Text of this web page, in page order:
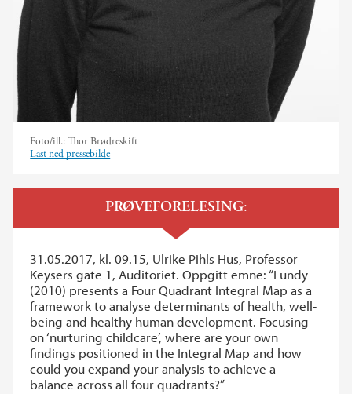
Foto/ill.:Thor Brødreskift
Last ned pressebilde
PRØVEFORELESING:
31.05.2017, kl. 09.15, Ulrike Pihls Hus, Professor
Keysers gate 1, Auditoriet. Oppgitt emne: “Lundy
(2010) presents a Four Quadrant Integral Map as a
framework to analyse determinants of health, well-
being and healthy human development. Focusing
on ‘nurturing childcare’, where are your own
findings positioned in the Integral Map and how
could you expand your analysis to achieve a
balance across all four quadrants?”